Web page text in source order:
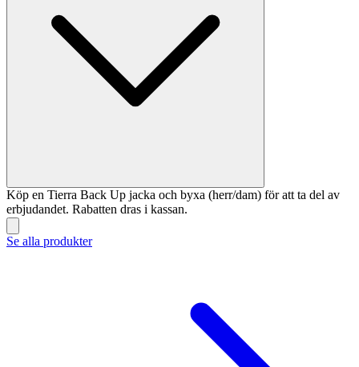
Köp en Tierra Back Up jacka och byxa (herr/dam) för att ta del av
erbjudandet. Rabatten dras i kassan.
Se alla produkter